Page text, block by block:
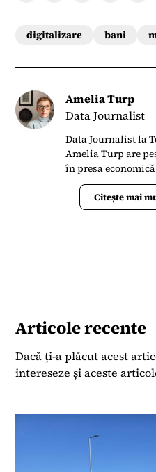
digitalizare bani
Amelia Turp
Data Journalist
Data Journalist la
Amelia Turp are
în presa
România. Din
Forbes România,
despre piața
început în anii
Media Group
colaborat cu
Group.
Citește mai
Articole recente
Dacă ți-a plăcut acest
intereseze și aceste